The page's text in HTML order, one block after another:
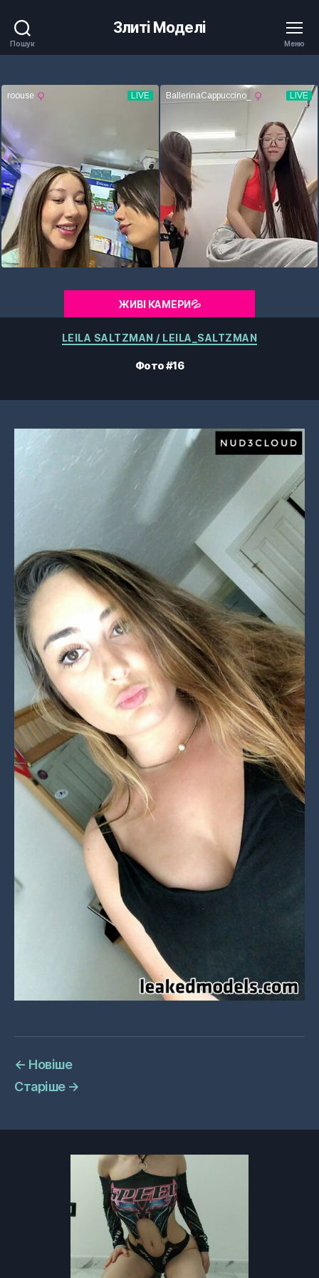
Пошук
Злиті Моделі
Меню
ЖИВІ КАМЕРИ💦
Категорії
LEILA SALTZMAN / LEILA_SALTZMAN
Фото #16
← Новіше
Старіше →